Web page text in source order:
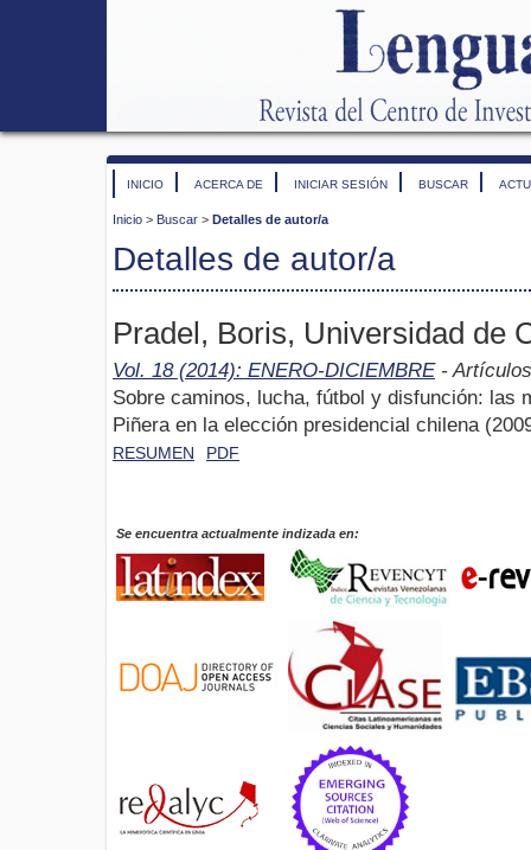
INICIO ACERCA DE INICIAR SESIÓN BUSCAR
Inicio > Buscar > Detalles de autor/a
Detalles de autor/a
Pradel, Boris, Universidad de
Vol. 18 (2014): ENERO-DICIEMBRE- Artículos
Sobre caminos, lucha, fútbol y disfunción: las
Piñera en la elección presidencial chilena
RESUMEN PDF
Se encuentra actualmente indizada en: